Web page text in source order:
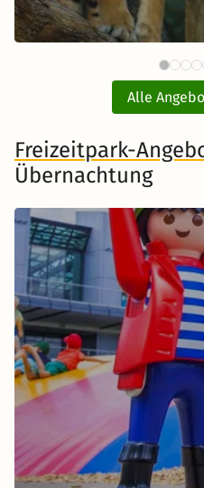
Tiergarten
inkl. Übernachtung
Zum Angebot
Alle
Freizeitpark-
Übernachtung